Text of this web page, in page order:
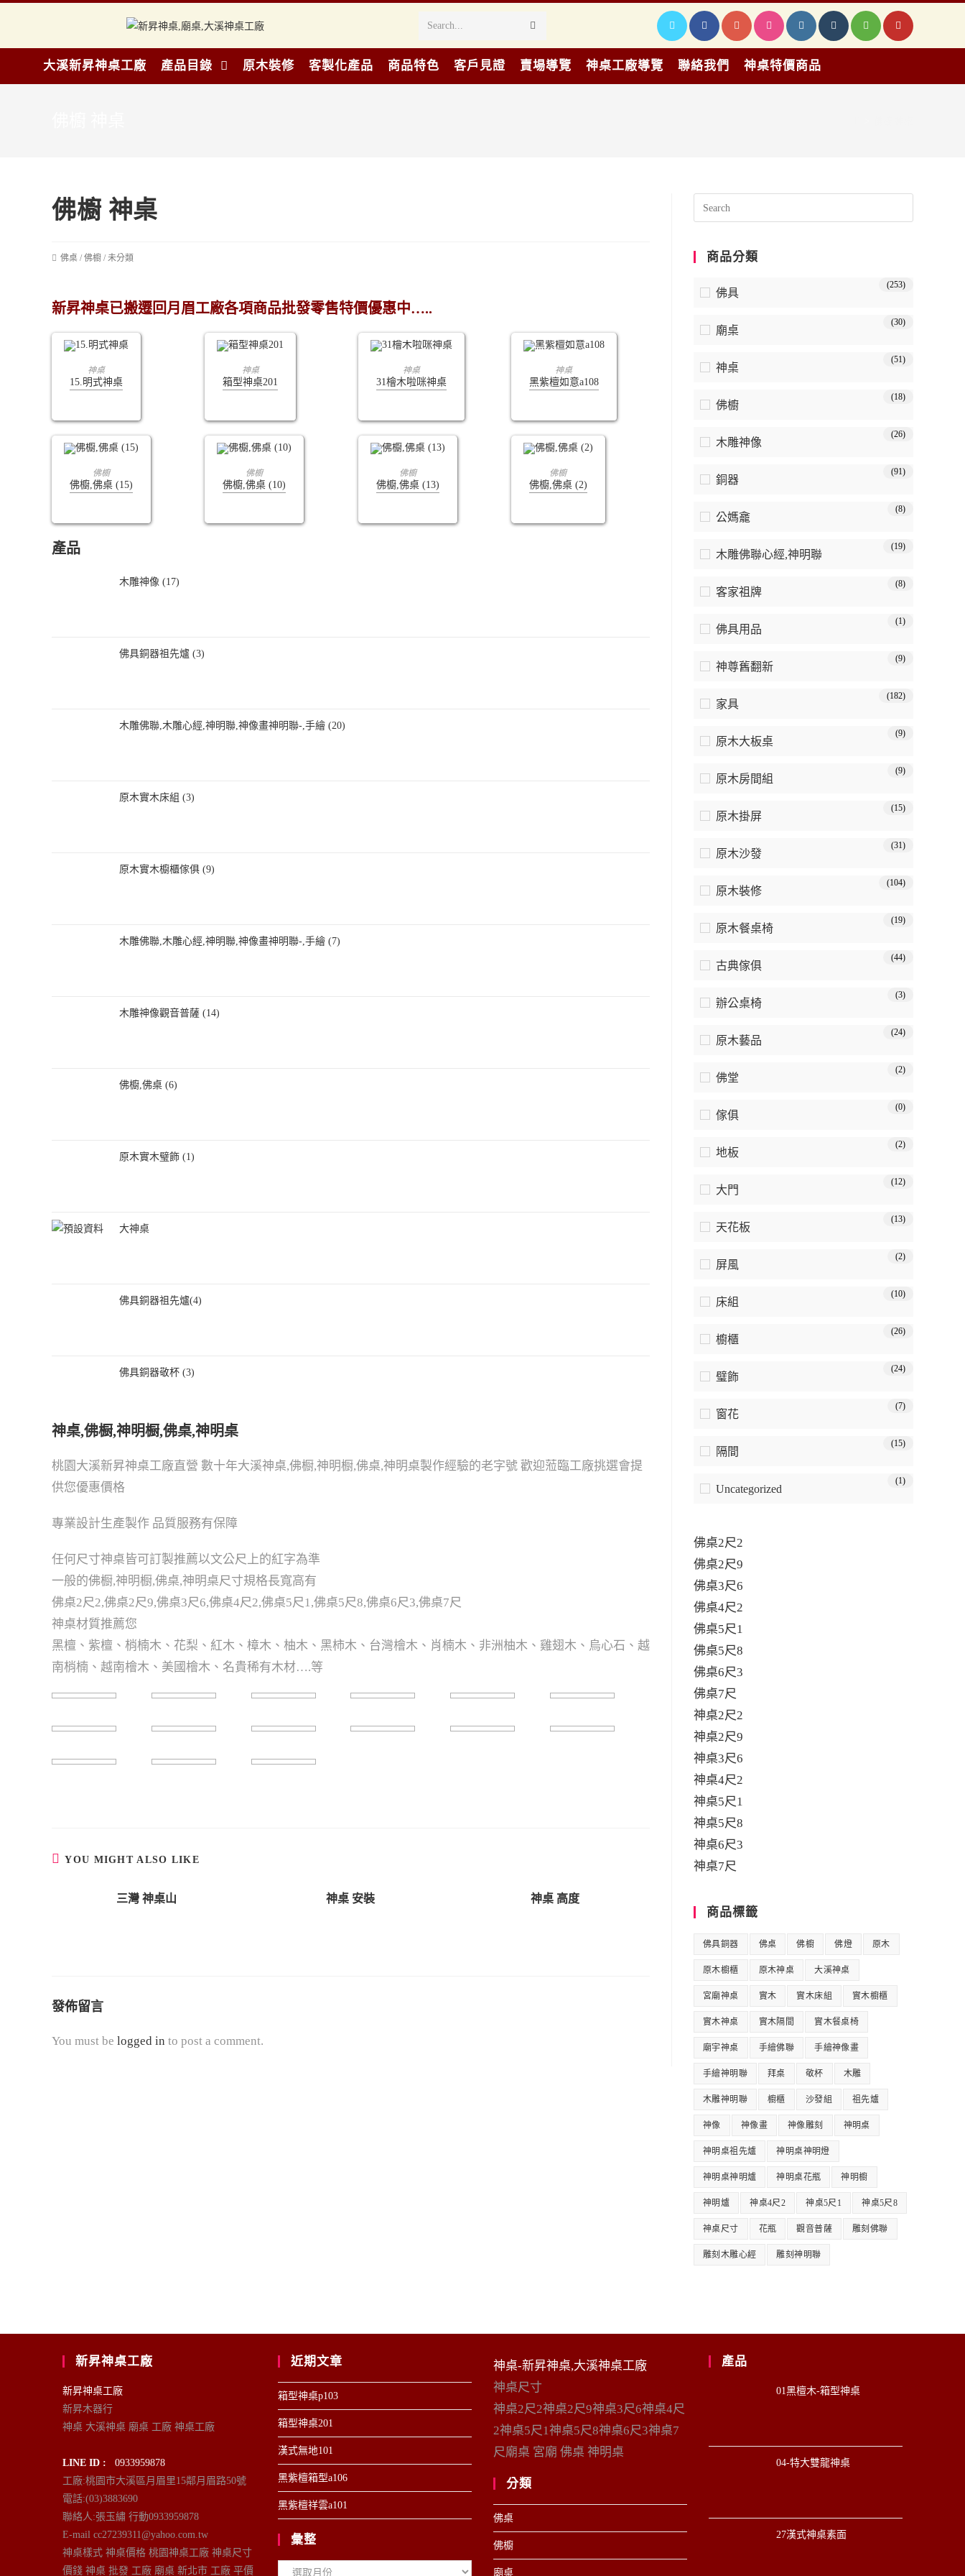
Search...
大溪新昇神桌工廠 產品目錄 原木裝修 客製化產品 商品特色 客戶見證 賣場導覽 神桌工廠導覽 聯絡我們 神桌特價商品
佛櫥 神桌
佛桌 / 佛櫥 / 未分類
新昇神桌已搬遷回月眉工廠各項商品批發零售特價優惠中…..
查看內容
神桌
15.明式神桌
查看內容
神桌
箱型神桌201
查看內容
神桌
31檜木啦咪神桌
查看內容
神桌
黑紫檀如意a108
查看內容
佛櫥
佛櫥,佛桌 (15)
查看內容
佛櫥
佛櫥,佛桌 (10)
查看內容
佛櫥
佛櫥,佛桌 (13)
查看內容
佛櫥
佛櫥,佛桌 (2)
產品
木雕神像 (17)
佛具銅器祖先爐 (3)
木雕佛聯,木雕心經,神明聯,神像畫神明聯-,手繪 (20)
原木實木床組 (3)
原木實木櫥櫃傢俱 (9)
木雕佛聯,木雕心經,神明聯,神像畫神明聯-,手繪 (7)
木雕神像觀音普薩 (14)
佛櫥,佛桌 (6)
原木實木璧飾 (1)
大神桌
佛具銅器祖先爐(4)
佛具銅器敬杯 (3)
神桌,佛橱,神明橱,佛桌,神明桌
桃園大溪新昇神桌工廠直營 數十年大溪神桌,佛橱,神明橱,佛桌,神明桌製作經驗的老字號 歡迎蒞臨工廠挑選會提
供您優惠價格
專業設計生產製作 品質服務有保障
任何尺寸神桌皆可訂製推薦以文公尺上的紅字為準
一般的佛橱,神明橱,佛桌,神明桌尺寸規格長寬高有
佛桌2尺2,佛桌2尺9,佛桌3尺6,佛桌4尺2,佛桌5尺1,佛桌5尺8,佛桌6尺3,佛桌7尺
神桌材質推薦您
黑檀、紫檀、梢楠木、花梨、紅木、樟木、柚木、黑柿木、台灣檜木、肖楠木、非洲柚木、雞翅木、烏心石、越
南梢楠、越南檜木、美國檜木、名貴稀有木材….等
YOU MIGHT ALSO LIKE
三灣 神桌山 神桌 安裝 神桌 高度
發佈留言
You must be logged in to post a comment.
商品分類
佛具
(253)
廟桌
(30)
神桌
(51)
佛櫥
(18)
木雕神像
(26)
銅器
(91)
公媽龕
(8)
木雕佛聯心經,神明聯
(19)
客家祖牌
(8)
佛具用品
(1)
神尊舊翻新
(9)
家具
(182)
原木大板桌
(9)
原木房間組
(9)
原木掛屏
(15)
原木沙發
(31)
原木裝修
(104)
原木餐桌椅
(19)
古典傢俱
(44)
辦公桌椅
(3)
原木藝品
(24)
佛堂
(2)
傢俱
(0)
地板
(2)
大門
(12)
天花板
(13)
屏風
(2)
床組
(10)
櫥櫃
(26)
璧飾
(24)
窗花
(7)
隔間
(15)
Uncategorized
(1)
佛桌2尺2
佛桌2尺9
佛桌3尺6
佛桌4尺2
佛桌5尺1
佛桌5尺8
佛桌6尺3
佛桌7尺
神桌2尺2
神桌2尺9
神桌3尺6
神桌4尺2
神桌5尺1
神桌5尺8
神桌6尺3
神桌7尺
商品標籤
佛具銅器 佛桌 佛櫥 佛燈 原木
原木櫥櫃 原木神桌 大溪神桌
宮廟神桌 實木 實木床組 實木櫥櫃
實木神桌 實木隔間 實木餐桌椅
廟宇神桌 手繪佛聯 手繪神像畫
手繪神明聯 拜桌 敬杯 木雕
木雕神明聯 櫥櫃 沙發組 祖先爐
神像 神像畫 神像雕刻 神明桌
神明桌祖先爐 神明桌神明燈
神明桌神明爐 神明桌花瓶 神明櫥
神明爐 神桌4尺2 神桌5尺1 神桌5尺8
神桌尺寸 花瓶 觀音普薩 雕刻佛聯
雕刻木雕心經 雕刻神明聯
新昇神桌工廠
新昇神桌工廠
新昇木器行
神桌 大溪神桌 廟桌 工廠 神桌工廠
LINE ID :
0933959878
工廠:桃園市大溪區月眉里15鄰月眉路50號
電話:(03)3883690
聯絡人:張玉繡 行動0933959878
E-mail cc27239311@yahoo.com.tw
神桌樣式 神桌價格 桃園神桌工廠 神桌尺寸
價錢 神桌 批發 工廠 廟桌 新北市 工廠 平價
近期文章
箱型神桌p103
箱型神桌201
漢式無地101
黑紫檀箱型a106
黑紫檀祥雲a101
彙整
神桌-新昇神桌,大溪神桌工廠
神桌尺寸
神桌2尺2神桌2尺9神桌3尺6神桌4尺
2神桌5尺1神桌5尺8神桌6尺3神桌7
尺廟桌 宮廟 佛桌 神明桌
分類
佛桌
佛櫥
廟桌
產品
01黑檀木-箱型神桌
04-特大雙龍神桌
27漢式神桌素面